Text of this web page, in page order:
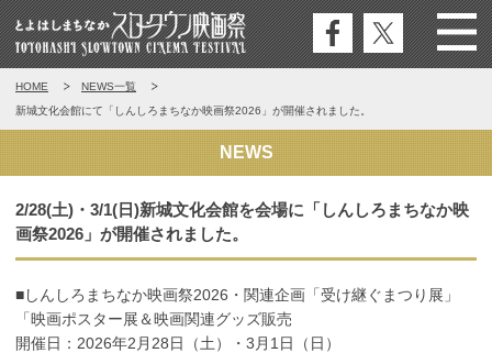
とよはしまちなかスロータウン映
画祭
Menu
公式
イス
公式
クス
HOME
NEWS一覧
新城文化会館にて「しんしろまちなか映画祭2026」が開催されました。
NEWS
2/28(土)・3/1(日)新城文化会館を会場に「しんしろまちなか映
画祭2026」が開催されました。
■しんしろまちなか映画祭2026・関連企画「受け継ぐまつり展」
「映画ポスター展＆映画関連グッズ販売
開催日：2026年2月28日（土）・3月1日（日）